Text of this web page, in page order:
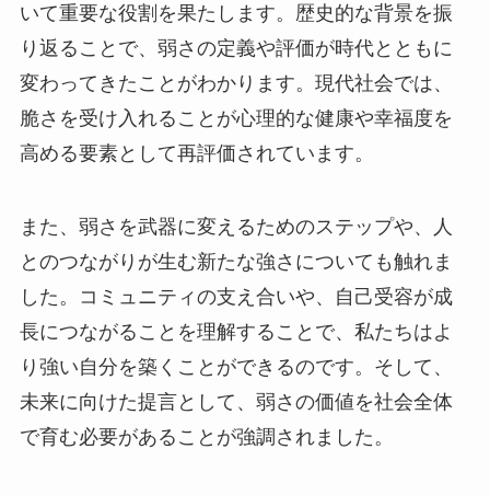
いて重要な役割を果たします。歴史的な背景を振
り返ることで、弱さの定義や評価が時代とともに
変わってきたことがわかります。現代社会では、
脆さを受け入れることが心理的な健康や幸福度を
高める要素として再評価されています。
また、弱さを武器に変えるためのステップや、人
とのつながりが生む新たな強さについても触れま
した。コミュニティの支え合いや、自己受容が成
長につながることを理解することで、私たちはよ
り強い自分を築くことができるのです。そして、
未来に向けた提言として、弱さの価値を社会全体
で育む必要があることが強調されました。